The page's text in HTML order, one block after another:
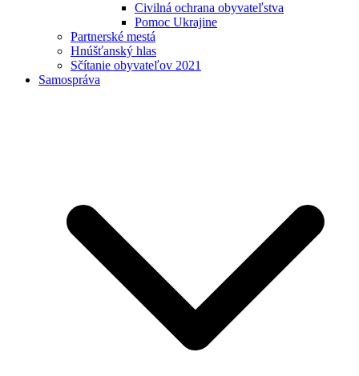
Civilná ochrana obyvateľstva
Pomoc Ukrajine
Partnerské mestá
Hnúšťanský hlas
Sčítanie obyvateľov 2021
Samospráva